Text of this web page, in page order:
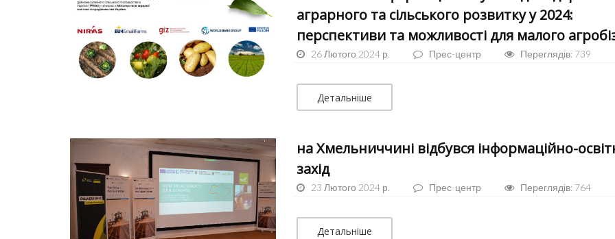
аграрного та сільського розвитку у 2024:
перспективи та можливості для малого
26 Лютого 2024 р. Прес-центр Переглядів: 739
Детальніше
на Хмельниччині відбувся інформаційно-
захід
23 Лютого 2024 р. Прес-центр Переглядів: 764
Детальніше